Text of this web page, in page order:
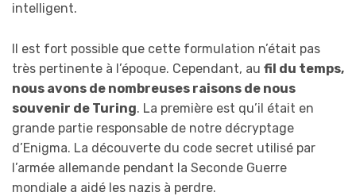
intelligent.
Il est fort possible que cette formulation n’était pas
très pertinente à l’époque. Cependant, au fil du temps,
nous avons de nombreuses raisons de nous
souvenir de Turing. La première est qu’il était en
grande partie responsable de notre décryptage
d’Enigma. La découverte du code secret utilisé par
l’armée allemande pendant la Seconde Guerre
mondiale a aidé les nazis à perdre.